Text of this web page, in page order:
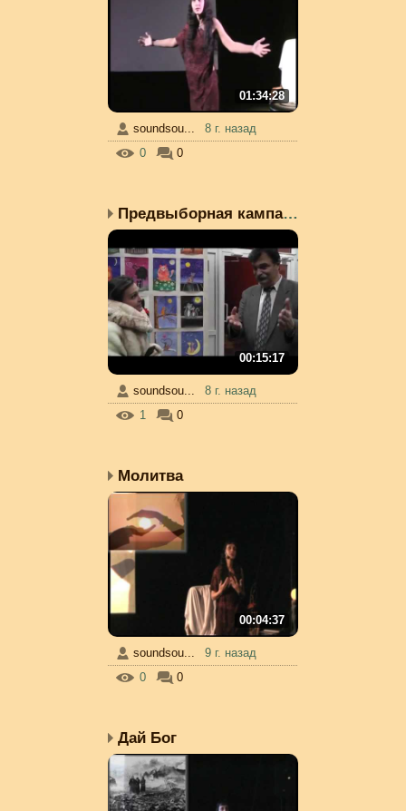
01:34:28
soundsou...
8 г. назад
0
0
Предвыборная кампания П...
00:15:17
soundsou...
8 г. назад
1
0
Молитва
00:04:37
soundsou...
9 г. назад
0
0
Дай Бог